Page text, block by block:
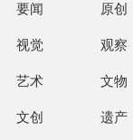
要闻 原创
视觉 观察
艺术 文物
文创 遗产